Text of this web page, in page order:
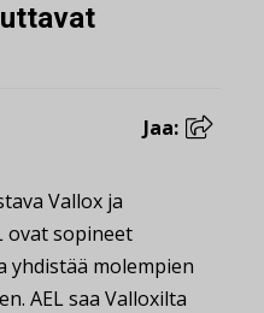
Jaa:
Vallox ja
ovat sopineet
yhdistää molempien
AEL saa Valloxilta